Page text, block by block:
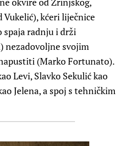
Vukelić), kćeri liječnice
spaja radnju i drži
nezadovoljne svojim
(Marko Fortunato).
Levi, Slavko Sekulić kao
Jelena, a spoj s tehničkim